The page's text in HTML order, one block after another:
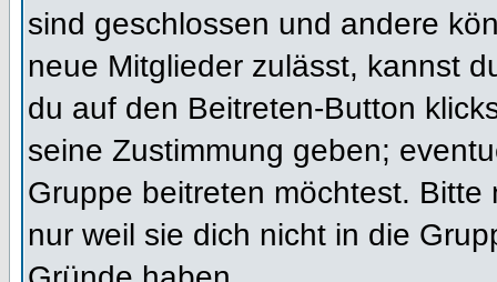
sind geschlossen und andere
neue Mitglieder zulässt, kannst
du auf den Beitreten-Button
seine Zustimmung geben;
Gruppe beitreten möchtest.
nur weil sie dich nicht in die